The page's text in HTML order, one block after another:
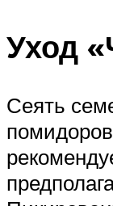
Уход
Сеять